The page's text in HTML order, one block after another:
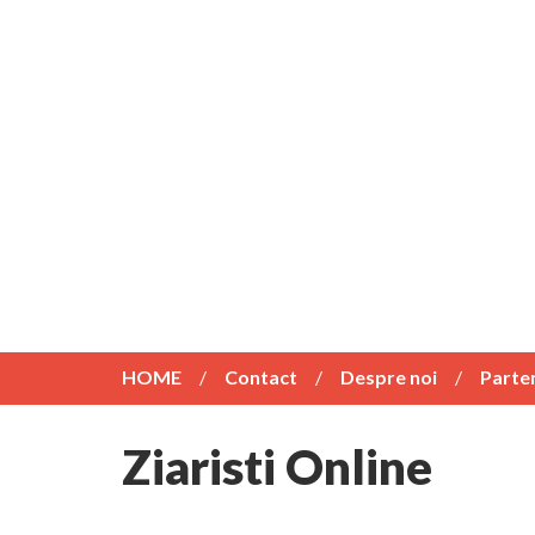
HOME Contact Despre noi
Ziaristi Online